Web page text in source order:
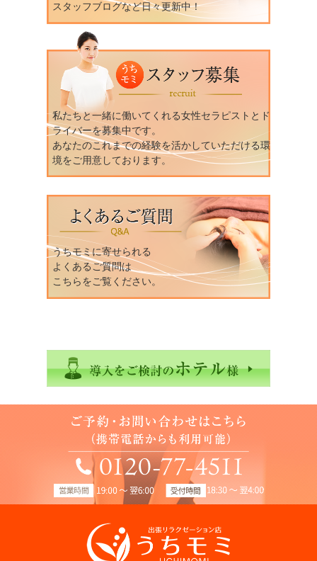
スタッフブログなど日々更新中！
私たちと一緒に働いてくれる女性セラピストとド
ライバーを募集中です。
あなたのこれまでの経験を活かしていただける環
境をご用意しております。
うちモミに寄せられる
よくあるご質問は
こちらをご覧ください。